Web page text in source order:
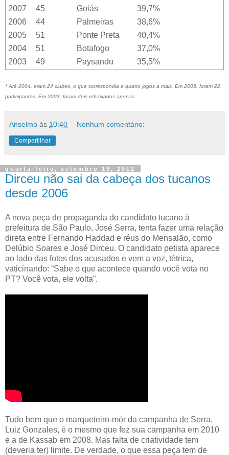
2007
45 Goiás
39,7%
2006
44 Palmeiras
38,6%
2005
51 Ponte Preta
40,4%
2004
51 Botafogo
37,0%
2003
49 Paysandu 35,5%
* Até 2004, eram 24 clubes, o que correspondia a quatro jogos a mais. Em 2005, foram 22
participantes. Em 2003, foram dois rebaixados apenas.
Anselmo às 10:40 Nenhum comentário:
Compartilhar
quarta-feira, setembro 19, 2012
Dirceu não sai da cabeça dos tucanos
desde 2006
A nova peça de propaganda do candidato tucano à
prefeitura de São Paulo, José Serra, tenta fazer uma relação
direta entre Fernando Haddad e réus do Mensalão, como
Delúbio Soares e José Dirceu. O candidato petista aparece
ao lado das fotos dos acusados e vem a voz, tétrica,
vaticinando: “Sabe o que acontece quando você vota no
PT? Você vota, ele volta”.
Tudo bem que o marqueteiro-mór da campanha de Serra,
Luiz Gonzales, é o mesmo que fez sua campanha em 2010
e a de Kassab em 2008. Mas falta de criatividade tem
(deveria ter) limite. De verdade, o que essa peça tem de